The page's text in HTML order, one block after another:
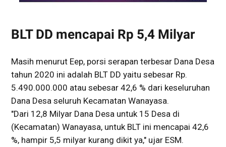
BLT DD mencapai Rp 5,4 Milyar
Masih menurut Eep, porsi serapan terbesar Dana Desa
tahun 2020 ini adalah BLT DD yaitu sebesar Rp.
5.490.000.000 atau sebesar 42,6 % dari keseluruhan
Dana Desa seluruh Kecamatan Wanayasa.
"Dari 12,8 Milyar Dana Desa untuk 15 Desa di
(Kecamatan) Wanayasa, untuk BLT ini mencapai 42,6
%, hampir 5,5 milyar kurang dikit ya," ujar ESM.